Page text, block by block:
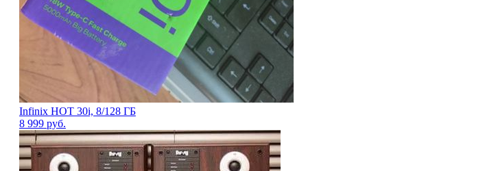
Infinix HOT 30i, 8/128 ГБ
8 999 руб.